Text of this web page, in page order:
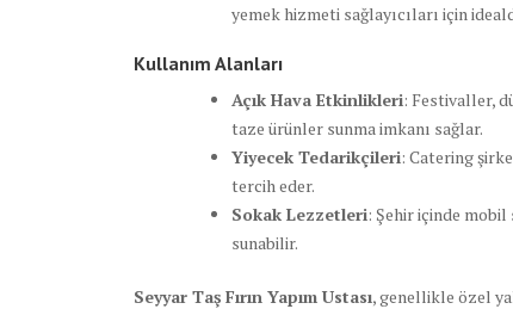
yemek hizmeti sağlayıcıları için
Kullanım Alanları
Açık Hava Etkinlikleri: Festivaller,
taze ürünler sunma imkanı sağlar.
Yiyecek Tedarikçileri: Catering
tercih eder.
Sokak Lezzetleri: Şehir içinde
sunabilir.
Seyyar Taş Fırın Yapım Ustası, genellikle özel